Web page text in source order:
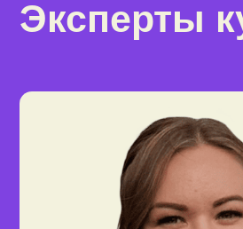
Сертифицированный «золотой
партнёр» Ozon
Обладатель награды «Рост года
2022» на маркетплейсе